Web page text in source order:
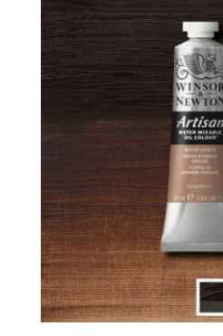
Azo
039